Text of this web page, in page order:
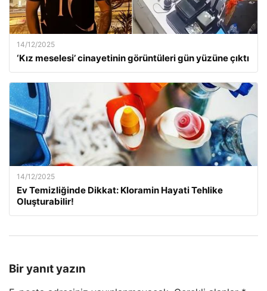
14/12/2025
‘Kız meselesi’ cinayetinin görüntüleri gün yüzüne çıktı
14/12/2025
Ev Temizliğinde Dikkat: Kloramin Hayati Tehlike
Oluşturabilir!
Bir yanıt yazın